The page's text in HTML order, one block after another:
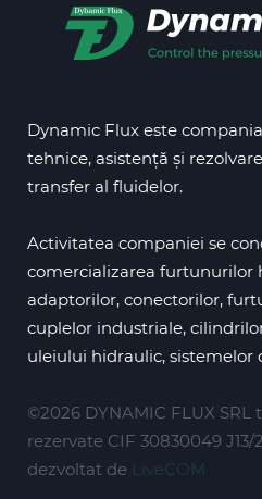
Dynamic Flux este
tehnice, asistență și
transfer al fluidelor.
Activitatea companiei se
comercializarea furtunurilor
adaptorilor, conectorilor,
cuplelor industriale,
uleiului hidraulic, sistemelor
©2026 DYNAMIC FLUX
rezervate CIF 30830049 J13/
dezvoltat de LiveCOM